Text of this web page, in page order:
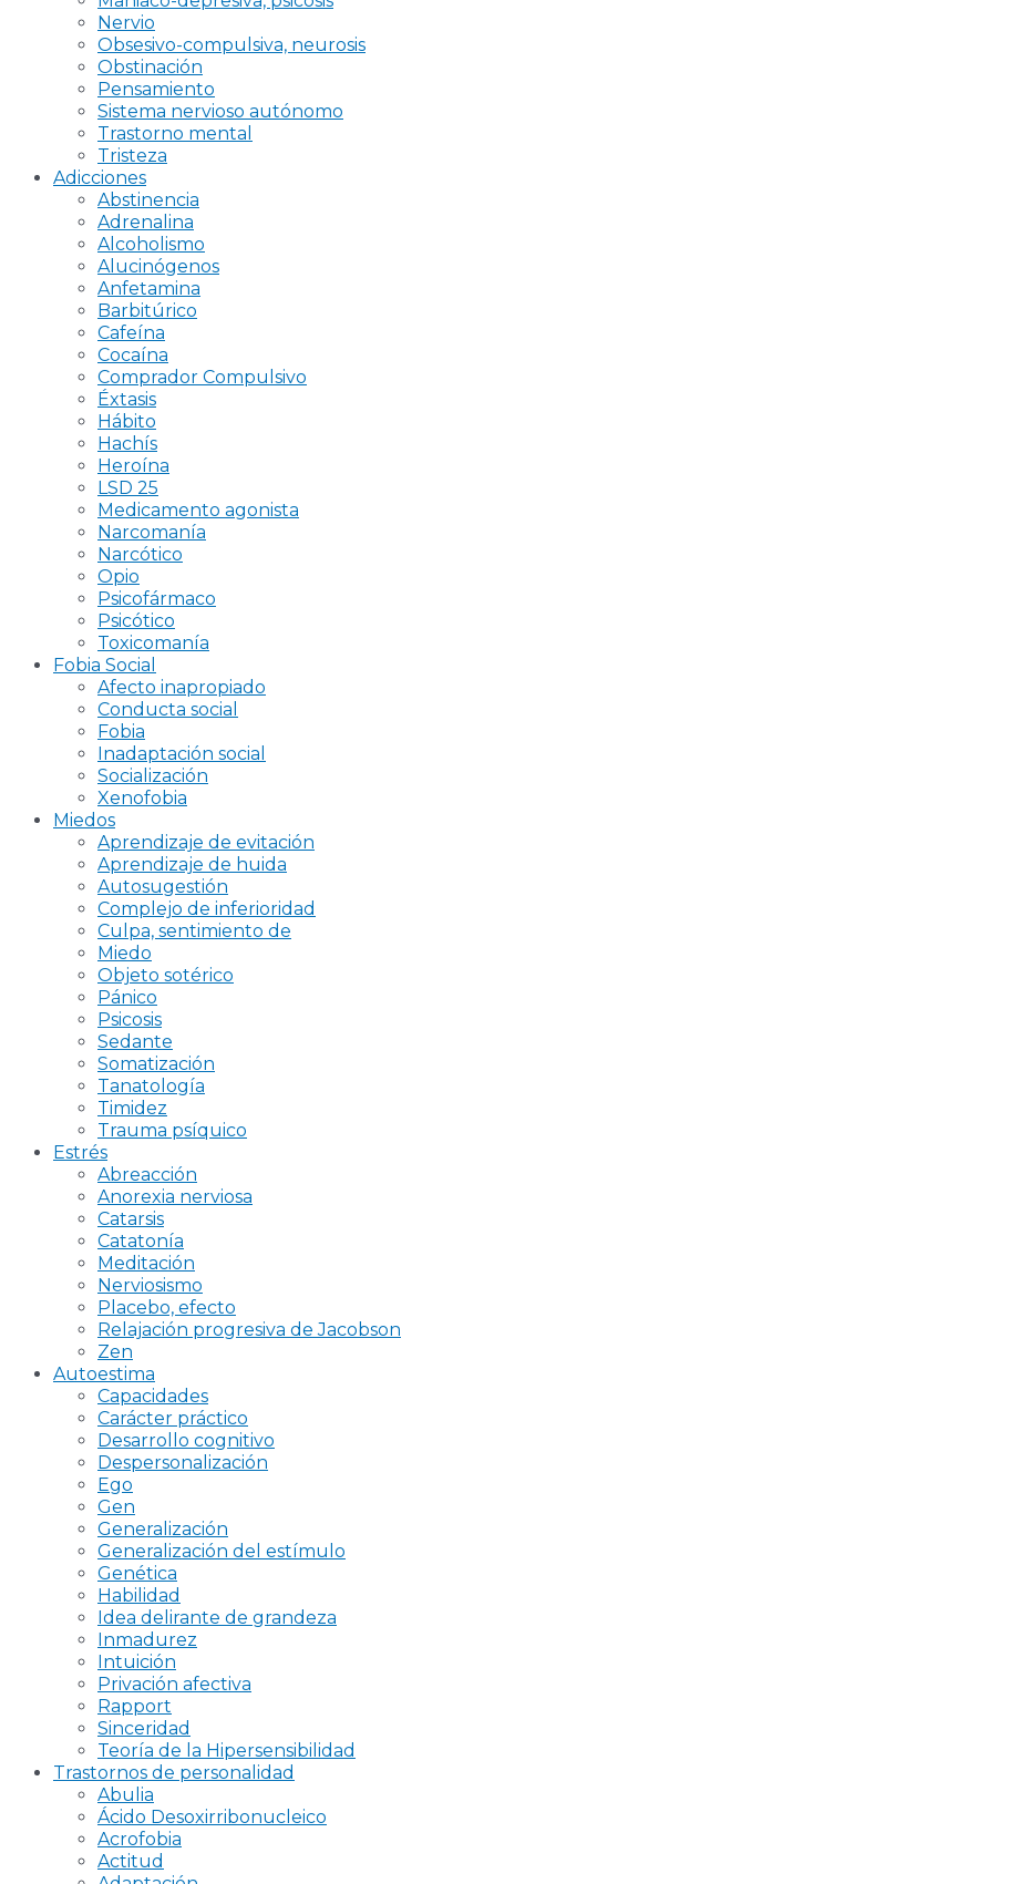
Nervio
Obsesivo-compulsiva, neurosis
Obstinación
Pensamiento
Sistema nervioso autónomo
Trastorno mental
Tristeza
Adicciones
Abstinencia
Adrenalina
Alcoholismo
Alucinógenos
Anfetamina
Barbitúrico
Cafeína
Cocaína
Comprador Compulsivo
Éxtasis
Hábito
Hachís
Heroína
LSD 25
Medicamento agonista
Narcomanía
Narcótico
Opio
Psicofármaco
Psicótico
Toxicomanía
Fobia Social
Afecto inapropiado
Conducta social
Fobia
Inadaptación social
Socialización
Xenofobia
Miedos
Aprendizaje de evitación
Aprendizaje de huida
Autosugestión
Complejo de inferioridad
Culpa, sentimiento de
Miedo
Objeto sotérico
Pánico
Psicosis
Sedante
Somatización
Tanatología
Timidez
Trauma psíquico
Estrés
Abreacción
Anorexia nerviosa
Catarsis
Catatonía
Meditación
Nerviosismo
Placebo, efecto
Relajación progresiva de Jacobson
Zen
Autoestima
Capacidades
Carácter práctico
Desarrollo cognitivo
Despersonalización
Ego
Gen
Generalización
Generalización del estímulo
Genética
Habilidad
Idea delirante de grandeza
Inmadurez
Intuición
Privación afectiva
Rapport
Sinceridad
Teoría de la Hipersensibilidad
Trastornos de personalidad
Abulia
Ácido Desoxirribonucleico
Acrofobia
Actitud